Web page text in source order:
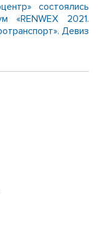
состоялись
«RENWEX 2021.
Девиз